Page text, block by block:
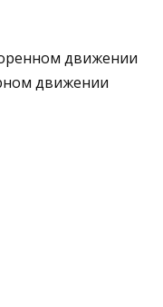
движении
движении